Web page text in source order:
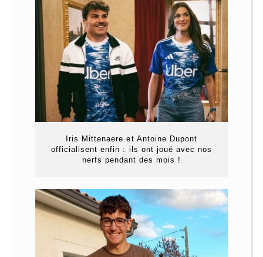
Iris Mittenaere et Antoine Dupont
officialisent enfin : ils ont joué avec nos
nerfs pendant des mois !